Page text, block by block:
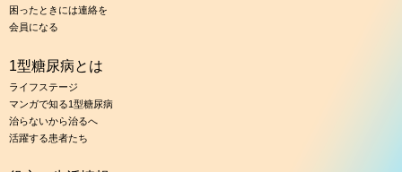
困ったときには連絡を
会員になる
1型糖尿病とは
ライフステージ
マンガで知る1型糖尿病
治らないから治るへ
活躍する患者たち